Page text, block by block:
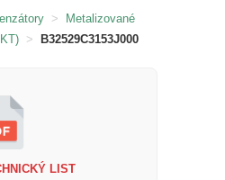
>
Metalizované
> B32529C3153J000
LIST